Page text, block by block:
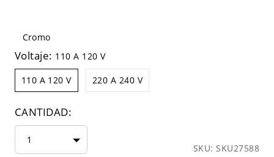
Cromo
Voltaje: 110 A 120 V
110 A 120 V 220 A 240 V
CANTIDAD:
1
SKU: SKU27588